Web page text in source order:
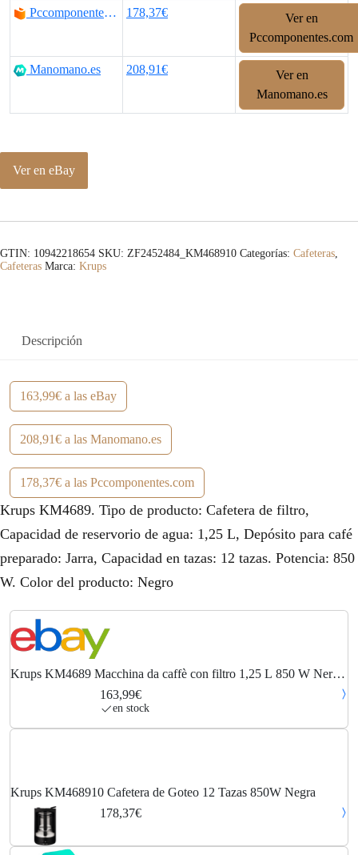
Pccomponentes.com 178,37€
Ver en
Pccomponentes.com
Manomano.es 208,91€
Ver en
Manomano.es
Ver en eBay
GTIN: 10942218654 SKU: ZF2452484_KM468910 Categorías: Cafeteras,
Cafeteras Marca: Krups
Descripción
163,99€ a las eBay
208,91€ a las Manomano.es
178,37€ a las Pccomponentes.com
Krups KM4689. Tipo de producto: Cafetera de filtro,
Capacidad de reservorio de agua: 1,25 L, Depósito para café
preparado: Jarra, Capacidad en tazas: 12 tazas. Potencia: 850
W. Color del producto: Negro
Krups KM4689 Macchina da caffè con filtro 1,25 L 850 W Nero
163,99€
en stock
Krups KM468910 Cafetera de Goteo 12 Tazas 850W Negra
178,37€